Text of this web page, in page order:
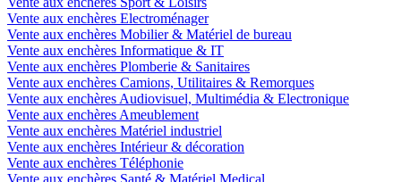
Vente aux enchères Electroménager
Vente aux enchères Mobilier & Matériel de bureau
Vente aux enchères Informatique & IT
Vente aux enchères Plomberie & Sanitaires
Vente aux enchères Camions, Utilitaires & Remorques
Vente aux enchères Audiovisuel, Multimédia & Electronique
Vente aux enchères Ameublement
Vente aux enchères Matériel industriel
Vente aux enchères Intérieur & décoration
Vente aux enchères Téléphonie
Vente aux enchères Santé & Matériel Medical